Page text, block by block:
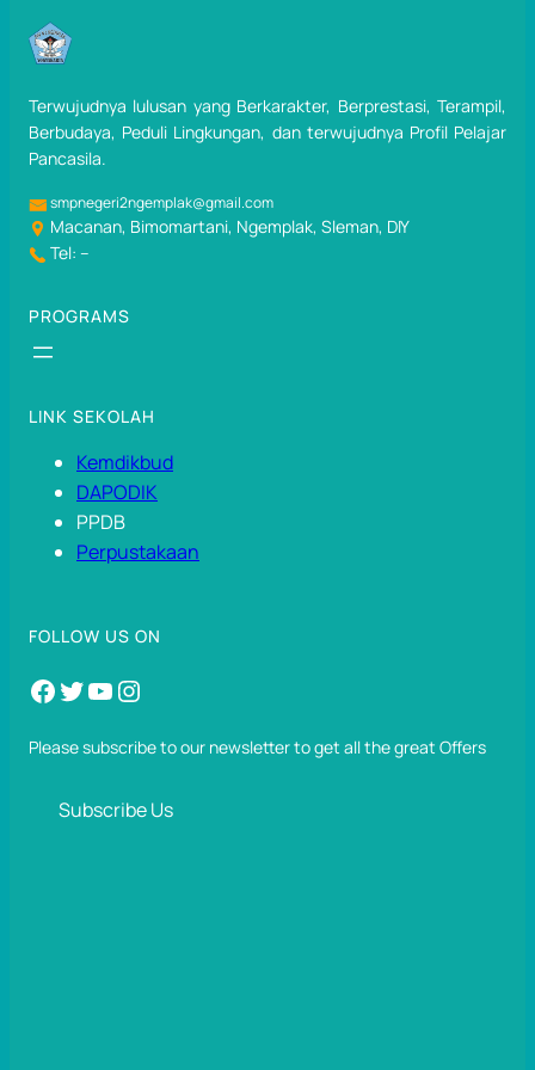
Terwujudnya lulusan yang Berkarakter, Berprestasi, Terampil,
Berbudaya, Peduli Lingkungan, dan terwujudnya Profil Pelajar
Pancasila.
smpnegeri2ngemplak@gmail.com
Macanan, Bimomartani, Ngemplak, Sleman, DIY
Tel: –
PROGRAMS
LINK SEKOLAH
Kemdikbud
DAPODIK
PPDB
Perpustakaan
FOLLOW US ON
Facebook Twitter YouTube Instagram
Please subscribe to our newsletter to get all the great Offers
Subscribe Us